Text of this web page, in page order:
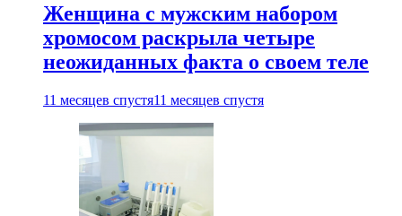
Женщина с мужским набором
хромосом раскрыла четыре
неожиданных факта о своем теле
11 месяцев спустя11 месяцев спустя